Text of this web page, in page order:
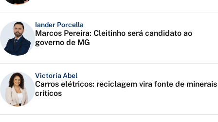
Iander Porcella
Marcos Pereira: Cleitinho será candidato ao
governo de MG
Victoria Abel
Carros elétricos: reciclagem vira fonte de minerais
críticos